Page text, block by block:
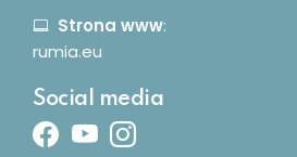
Strona www:
rumia.eu
Social media
FacebookYoutubeInstagram